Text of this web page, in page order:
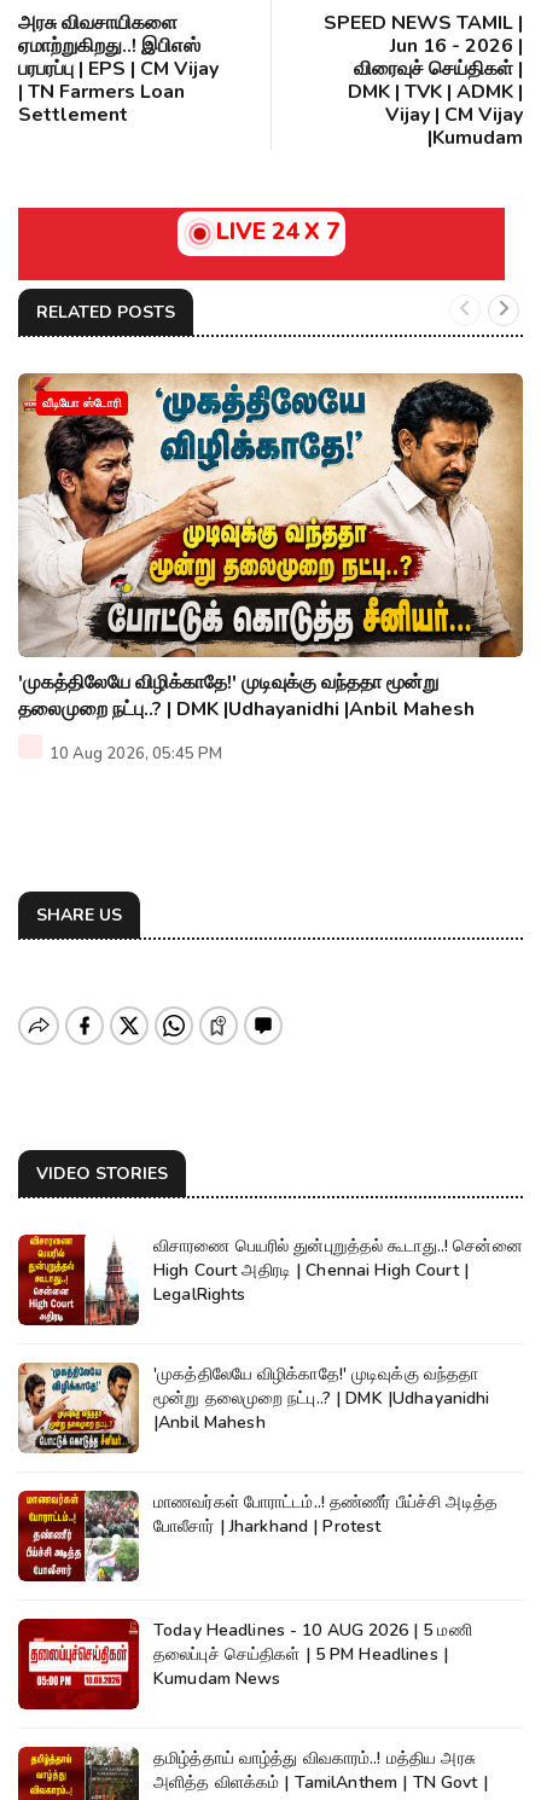
அரசு விவசாயிகளை
ஏமாற்றுகிறது..! இபிஎஸ்
பரபரப்பு | EPS | CM Vijay
| TN Farmers Loan
Settlement
SPEED NEWS TAMIL |
Jun 16 - 2026 |
விரைவுச் செய்திகள் |
DMK | TVK | ADMK |
Vijay | CM Vijay
|Kumudam
LIVE 24 X 7
RELATED POSTS
வீடியோ ஸ்டோரி
'முகத்திலேயே விழிக்காதே!' முடிவுக்கு வந்ததா மூன்று
தலைமுறை நட்பு..? | DMK |Udhayanidhi |Anbil Mahesh
10 Aug 2026, 05:45 PM
SHARE US
VIDEO STORIES
விசாரணை பெயரில் துன்புறுத்தல் கூடாது..! சென்னை
High Court அதிரடி | Chennai High Court |
LegalRights
'முகத்திலேயே விழிக்காதே!' முடிவுக்கு வந்ததா
மூன்று தலைமுறை நட்பு..? | DMK |Udhayanidhi
|Anbil Mahesh
மாணவர்கள் போராட்டம்..! தண்ணீர் பீய்ச்சி அடித்த
போலீசார் | Jharkhand | Protest
Today Headlines - 10 AUG 2026 | 5 மணி
தலைப்புச் செய்திகள் | 5 PM Headlines |
Kumudam News
தமிழ்த்தாய் வாழ்த்து விவகாரம்..! மத்திய அரசு
அளித்த விளக்கம் | TamilAnthem | TN Govt |